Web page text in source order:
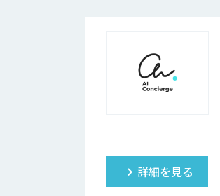
詳細を見る